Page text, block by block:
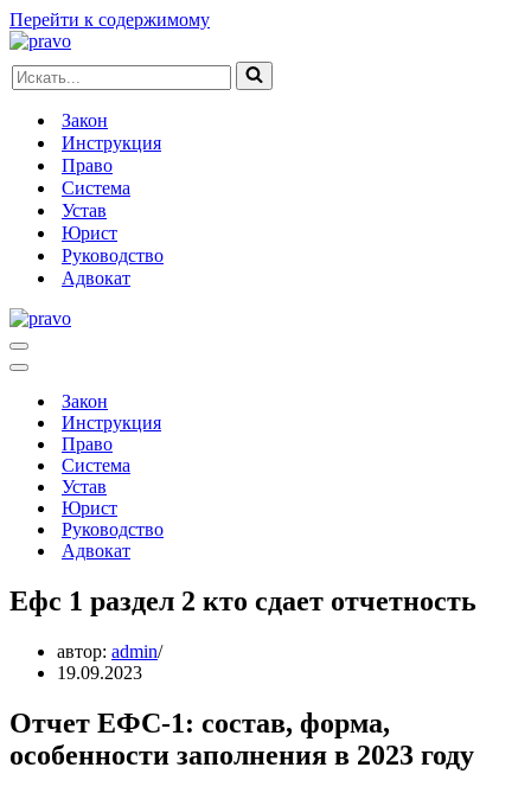
Перейти к содержимому
Искать...
Закон
Инструкция
Право
Система
Устав
Юрист
Руководство
Адвокат
Меню
навигации
Меню
навигацииЗакон
Инструкция
Право
Система
Устав
Юрист
Руководство
Адвокат
Ефс 1 раздел 2 кто сдает отчетность
автор: admin
19.09.2023
Отчет ЕФС-1: состав, форма,
особенности заполнения в 2023 году